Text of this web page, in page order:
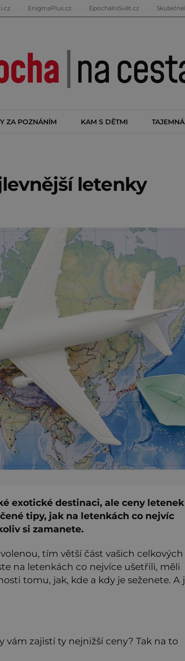
EnigmaPlus.cz EpochálníSvět.cz
ZA POZNÁNÍM KAM S DĚTMI
letenky
exotické destinaci, ale ceny letenek
tipy, jak na letenkách co nejvíc
si zamanete.
tím větší část vašich celkových
na letenkách co nejvíce ušetřili, měli
tomu, jak, kde a kdy je seženete. A
zajistí ty nejnižší ceny? Tak na to